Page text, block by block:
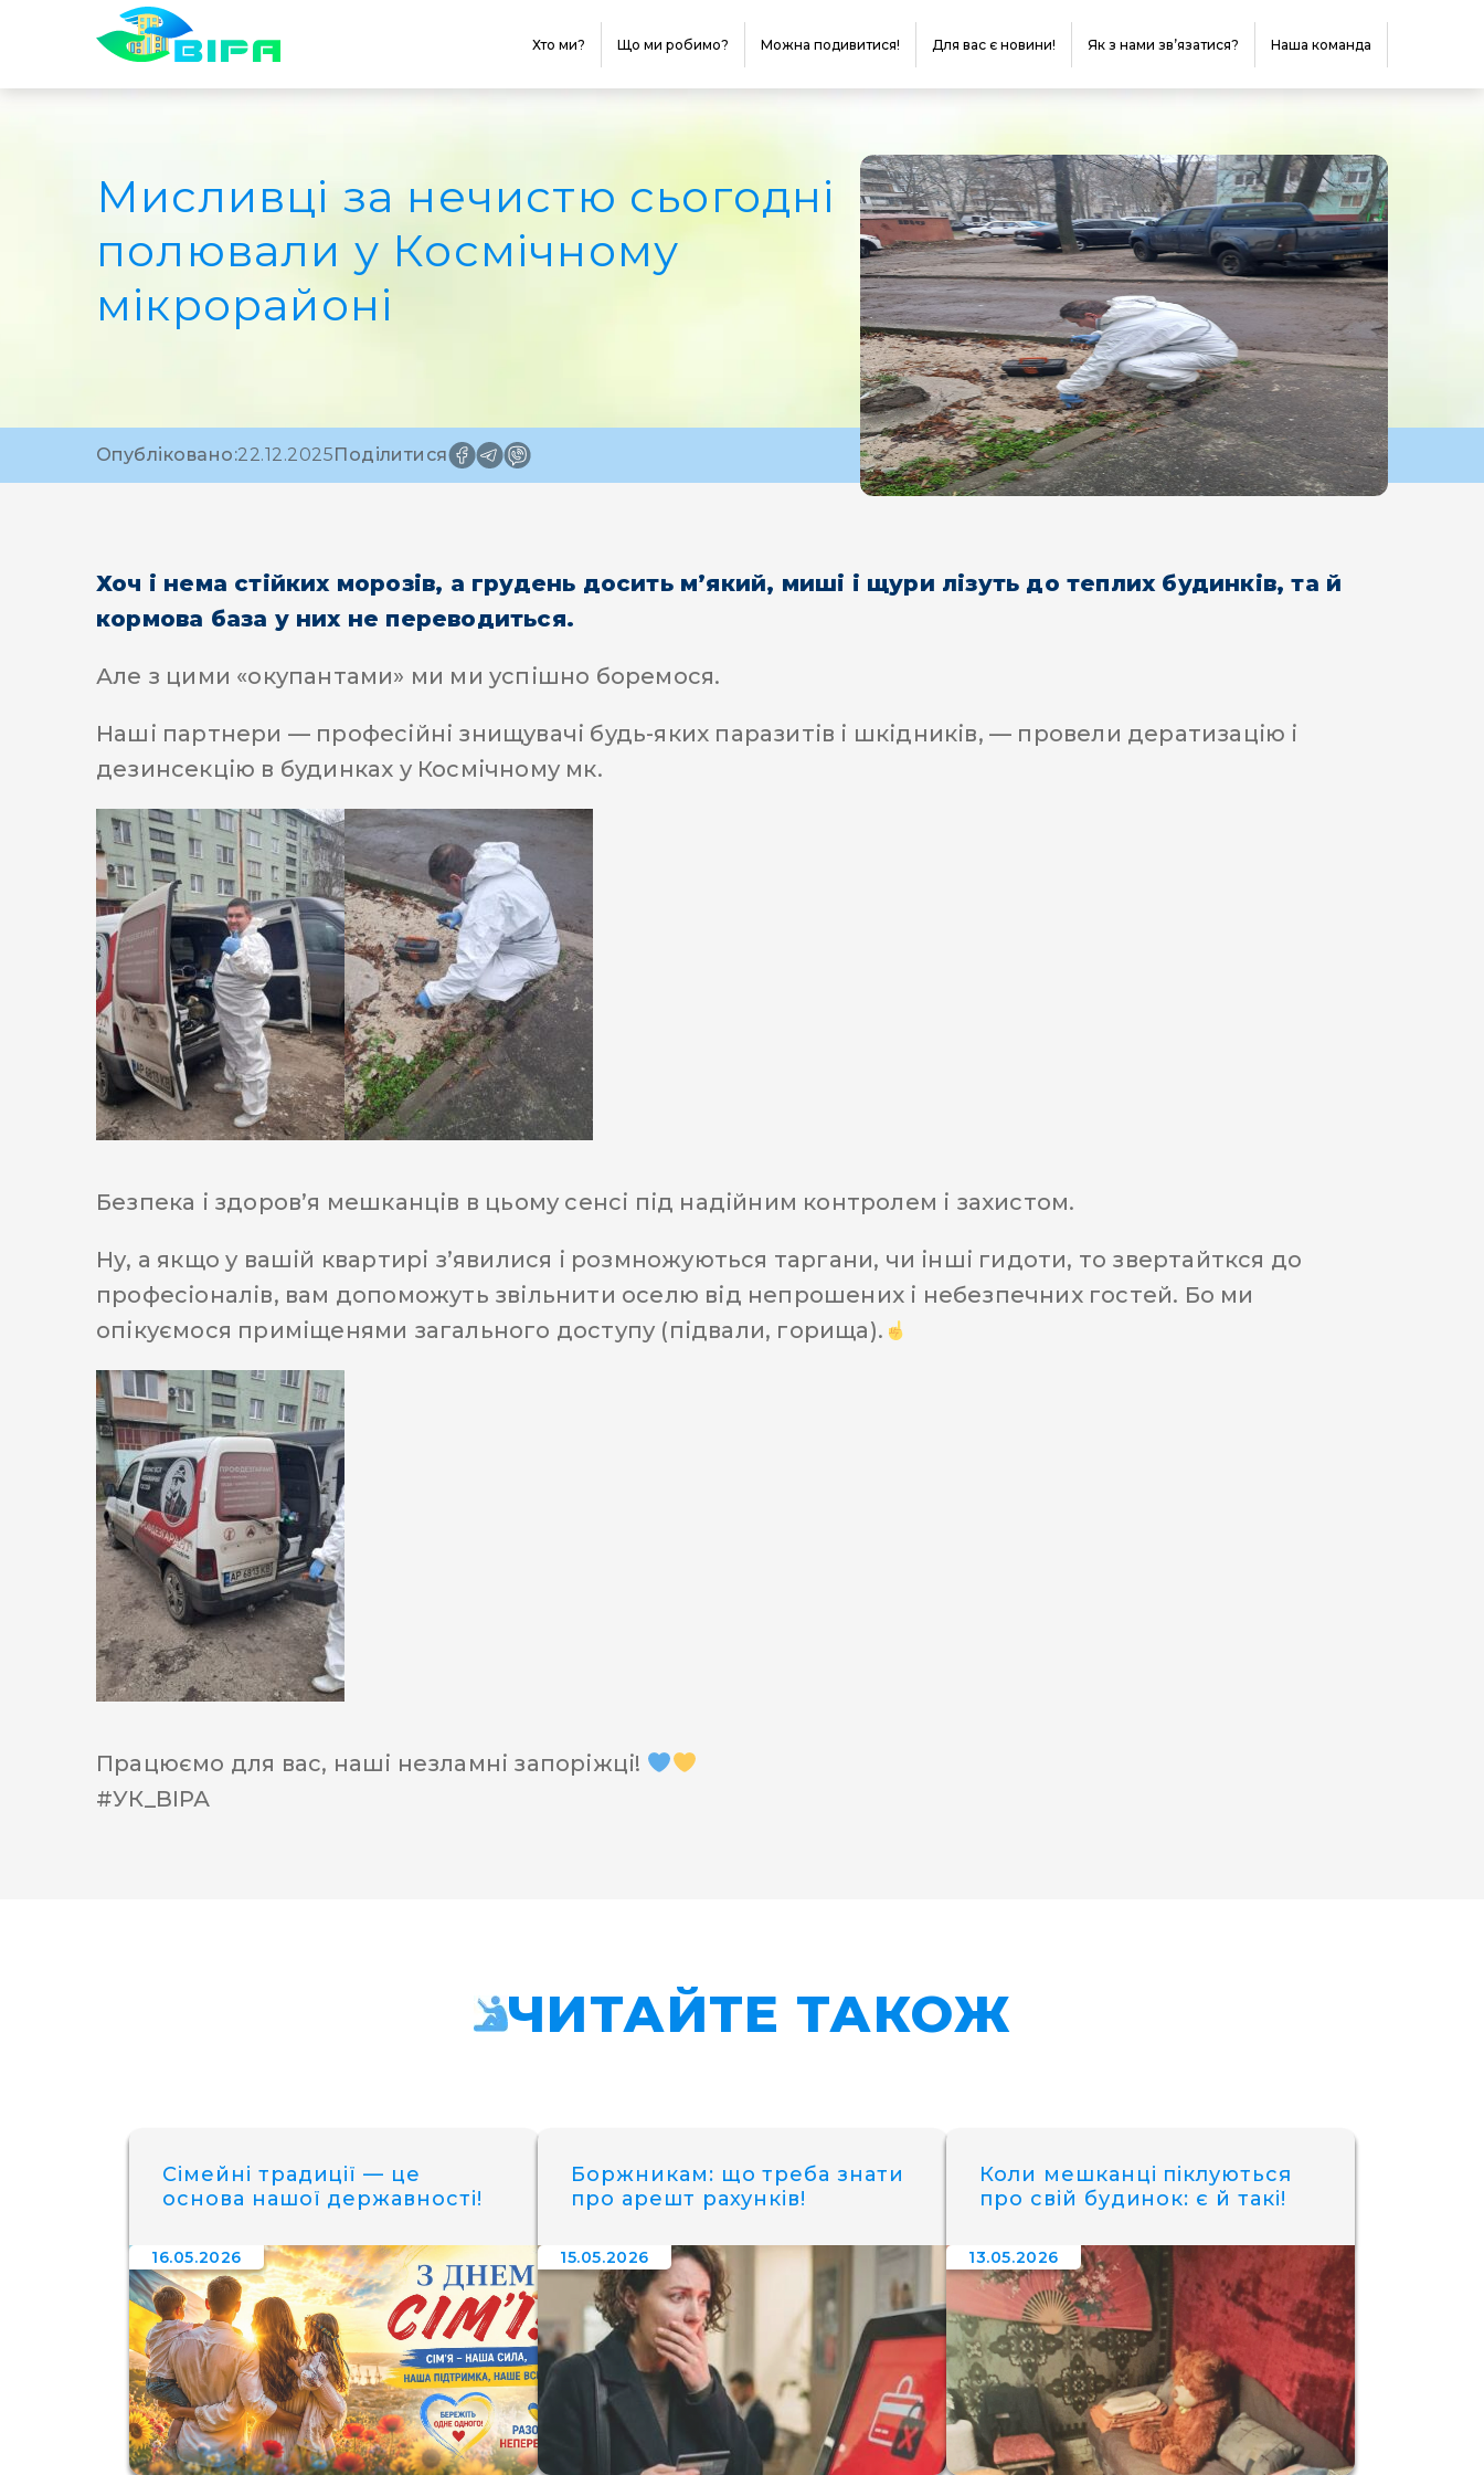
Хто ми? Що ми робимо? Можна подивитися! Для вас є новини! Як з нами зв’язатися? Наша команда
Мисливці за нечистю сьогодні
полювали у Космічному
мікрорайоні
Опубліковано:22.12.2025Поділитися
Хоч і нема стійких морозів, а грудень досить м’який, миші і щури лізуть до теплих будинків, та й
кормова база у них не переводиться.
Але з цими «окупантами» ми ми успішно боремося.
Наші партнери — професійні знищувачі будь-яких паразитів і шкідників, — провели дератизацію і
дезинсекцію в будинках у Космічному мк.
Безпека і здоров’я мешканців в цьому сенсі під надійним контролем і захистом.
Ну, а якщо у вашій квартирі з’явилися і розмножуються таргани, чи інші гидоти, то звертайткся до
професіоналів, вам допоможуть звільнити оселю від непрошених і небезпечних гостей. Бо ми
опікуємося приміщенями загального доступу (підвали, горища).
Працюємо для вас, наші незламні запоріжці!
#УК_ВІРА
ЧИТАЙТЕ ТАКОЖ
Сімейні традиції — це
основа нашої державності!
16.05.2026
Боржникам: що треба знати
про арешт рахунків!
15.05.2026
Коли мешканці піклуються
про свій будинок: є й такі!
13.05.2026